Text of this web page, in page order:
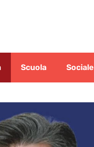
Scuola Sociale